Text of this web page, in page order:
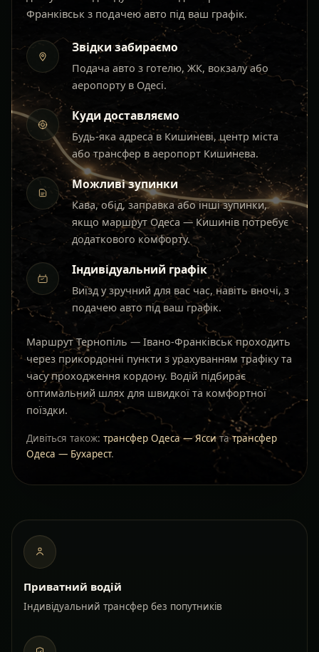
Франківськ з подачею авто під ваш графік.
Звідки забираємо
Подача авто з готелю, ЖК, вокзалу або
аеропорту в Одесі.
Куди доставляємо
Будь-яка адреса в Кишиневі, центр міста
або трансфер в аеропорт Кишинева.
Можливі зупинки
Кава, обід, заправка або інші зупинки,
якщо маршрут Одеса — Кишинів потребує
додаткового комфорту.
Індивідуальний графік
Виїзд у зручний для вас час, навіть вночі, з
подачею авто під ваш графік.
Маршрут Тернопіль — Івано-Франківськ проходить
через прикордонні пункти з урахуванням трафіку та
часу проходження кордону. Водій підбирає
оптимальний шлях для швидкої та комфортної
поїздки.
Дивіться також: трансфер Одеса — Ясситатрансфер
Одеса — Бухарест.
Приватний водій
Індивідуальний трансфер без попутників